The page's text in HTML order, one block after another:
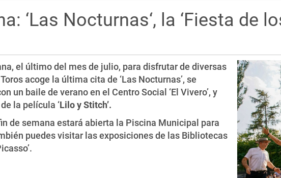
‘Las Nocturnas‘, la ‘Fiesta de
el último del mes de julio, para disfrutar de diversas
acoge la última cita de ‘Las Nocturnas’, se
un baile de verano en el Centro Social ‘El Vivero’, y
la película ‘Lilo y Stitch’.
de semana estará abierta la Piscina Municipal para
puedes visitar las exposiciones de las Bibliotecas